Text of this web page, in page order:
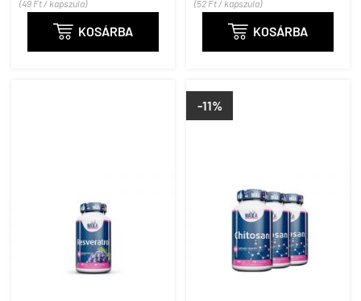
(49 Ft / kapszula)
 KOSÁRBA
(52 Ft / kapszula)
 KOSÁRBA
-11%